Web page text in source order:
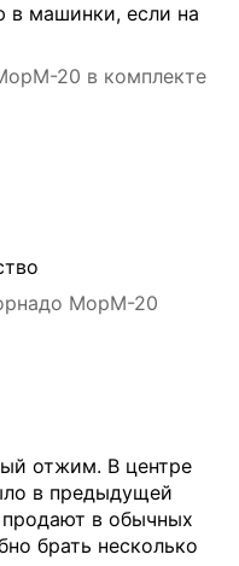
машинки, если на
20 в комплекте
MopM-20
отжим. В центре
в предыдущей
в обычных
брать несколько